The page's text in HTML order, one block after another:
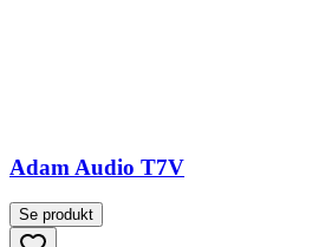
Adam Audio T7V
Se produkt